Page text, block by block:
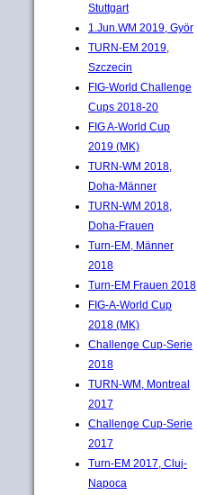
Stuttgart
1.Jun.WM 2019, Györ
TURN-EM 2019,
Szczecin
FIG-World Challenge
Cups 2018-20
FIG A-World Cup
2019 (MK)
TURN-WM 2018,
Doha-Männer
TURN-WM 2018,
Doha-Frauen
Turn-EM, Männer
2018
Turn-EM Frauen 2018
FIG-A-World Cup
2018 (MK)
Challenge Cup-Serie
2018
TURN-WM, Montreal
2017
Challenge Cup-Serie
2017
Turn-EM 2017, Cluj-
Napoca